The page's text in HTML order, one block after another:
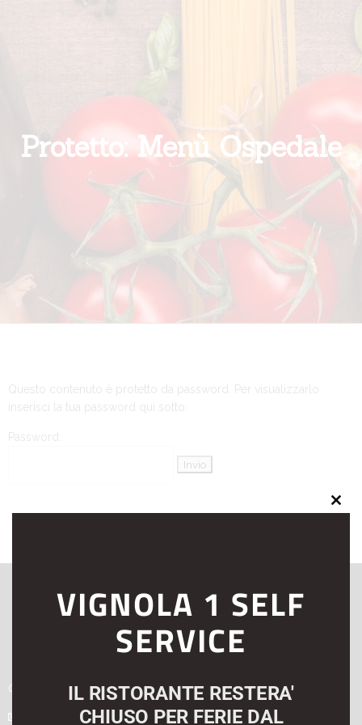
Protetto: Menù Ospedale
Questo contenuto è protetto da password. Per visualizzarlo
inserisci la tua password qui sotto:
Password:
059 763565
vignola1selfservice@alice.it
VIGNOLA 1 SELF
SERVICE
IL RISTORANTE RESTERA'
CHIUSO PER FERIE DAL